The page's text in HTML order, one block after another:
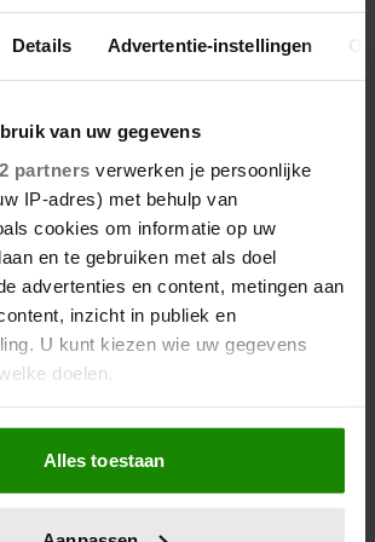
Details Advertentie-instellingen
van uw gegevens
partners verwerken je persoonlijke
IP-adres) met behulp van
cookies om informatie op uw
en te gebruiken met als doel
advertenties en content, metingen aan
inzicht in publiek en
U kunt kiezen wie uw gegevens
doelen.
willen we ook graag:
verzamelen over uw geografische
een paar meter nauwkeurig kan zijn
Alles toestaan
2026
KRIJGT BIZARRE
YVES BERENDSE
TÓCH MET VALENTIJN
IN HET VLIEGTUIG